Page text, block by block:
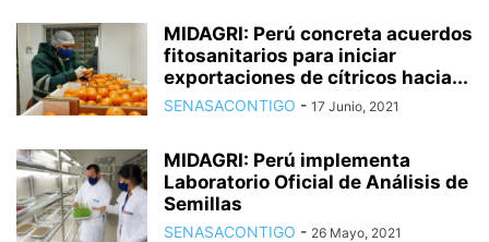
MIDAGRI: Perú concreta acuerdos
fitosanitarios para iniciar
exportaciones de cítricos hacia...
SENASACONTIGO - 17 Junio, 2021
MIDAGRI: Perú implementa
Laboratorio Oficial de Análisis de
Semillas
SENASACONTIGO - 26 Mayo, 2021